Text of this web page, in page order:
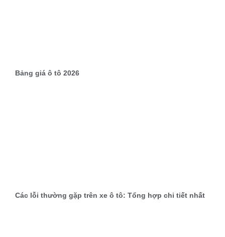
Bảng giá ô tô 2026
Các lỗi thường gặp trên xe ô tô: Tổng hợp chi tiết nhất